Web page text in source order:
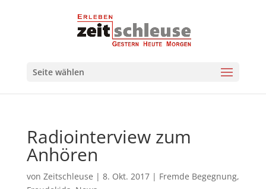
Seite wählen
Radiointerview zum
Anhören
von Zeitschleuse | 8. Okt. 2017| Fremde Begegnung,